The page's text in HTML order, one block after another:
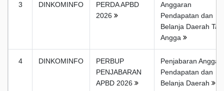
3 DINKOMINFO
PERDA APBD
2026
Anggaran
Pendapatan dan
Belanja Daerah
Angga
4 DINKOMINFO
PERBUP
PENJABARAN
APBD 2026
Penjabaran
Pendapatan dan
Belanja Daerah